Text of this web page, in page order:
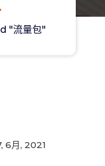
"流量包"
6月, 2021